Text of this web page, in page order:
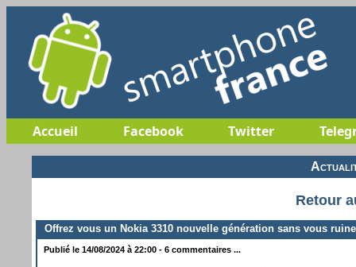
Accueil Facebook Twitter
Retour
Offrez vous un Nokia 3310 nouvelle génération sans vous
Publié le 14/08/2024 à 22:00 - 6 commentaires ...